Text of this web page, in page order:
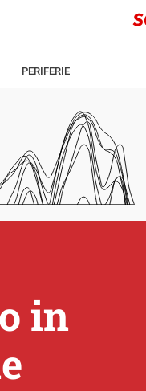
PERIFERIE
in